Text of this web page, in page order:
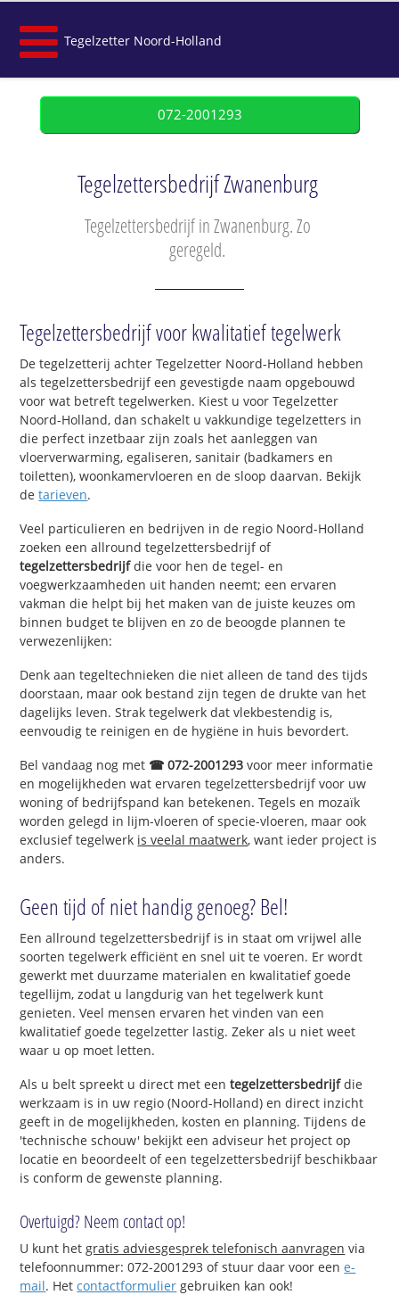
Tegelzetter Noord-Holland
072-2001293
Tegelzettersbedrijf Zwanenburg
Tegelzettersbedrijf in Zwanenburg. Zo
geregeld.
Tegelzettersbedrijf voor kwalitatief tegelwerk
De tegelzetterij achter Tegelzetter Noord-Holland hebben
als tegelzettersbedrijf een gevestigde naam opgebouwd
voor wat betreft tegelwerken. Kiest u voor Tegelzetter
Noord-Holland, dan schakelt u vakkundige tegelzetters in
die perfect inzetbaar zijn zoals het aanleggen van
vloerverwarming, egaliseren, sanitair (badkamers en
toiletten), woonkamervloeren en de sloop daarvan. Bekijk
detarieven.
Veel particulieren en bedrijven in de regio Noord-Holland
zoeken een allround tegelzettersbedrijf of
tegelzettersbedrijfdie voor hen de tegel- en
voegwerkzaamheden uit handen neemt; een ervaren
vakman die helpt bij het maken van de juiste keuzes om
binnen budget te blijven en zo de beoogde plannen te
verwezenlijken:
Denk aan tegeltechnieken die niet alleen de tand des tijds
doorstaan, maar ook bestand zijn tegen de drukte van het
dagelijks leven. Strak tegelwerk dat vlekbestendig is,
eenvoudig te reinigen en de hygiëne in huis bevordert.
Bel vandaag nog met ☎ 072-2001293 voor meer informatie
en mogelijkheden wat ervaren tegelzettersbedrijf voor uw
woning of bedrijfspand kan betekenen. Tegels en mozaïk
worden gelegd in lijm-vloeren of specie-vloeren, maar ook
exclusief tegelwerk is veelal maatwerk, want ieder project is
anders.
Geen tijd of niet handig genoeg? Bel!
Een allround tegelzettersbedrijf is in staat om vrijwel alle
soorten tegelwerk efficiënt en snel uit te voeren. Er wordt
gewerkt met duurzame materialen en kwalitatief goede
tegellijm, zodat u langdurig van het tegelwerk kunt
genieten. Veel mensen ervaren het vinden van een
kwalitatief goede tegelzetter lastig. Zeker als u niet weet
waar u op moet letten.
Als u belt spreekt u direct met eentegelzettersbedrijfdie
werkzaam is in uw regio (Noord-Holland) en direct inzicht
geeft in de mogelijkheden, kosten en planning. Tijdens de
'technische schouw' bekijkt een adviseur het project op
locatie en beoordeelt of een tegelzettersbedrijf beschikbaar
is conform de gewenste planning.
Overtuigd? Neem contact op!
U kunt hetgratis adviesgesprek telefonisch aanvragen via
telefoonnummer: 072-2001293 of stuur daar voor eene-
mail. Hetcontactformulier gebruiken kan ook!